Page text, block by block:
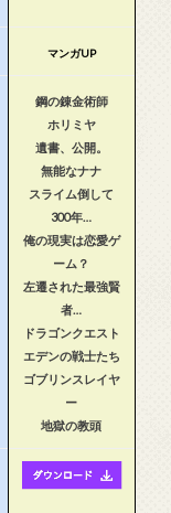
マンガUP
鋼の錬金術師
ホリミヤ
遺書、公開。
無能なナナ
スライム倒して
300年…
俺の現実は恋愛ゲ
ーム？
左遷された最強賢
者…
ドラゴンクエスト
エデンの戦士たち
ゴブリンスレイヤ
ー
地獄の教頭